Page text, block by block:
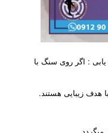
یابی : اگر روی سنگ با
هدف زیبایی هستند.